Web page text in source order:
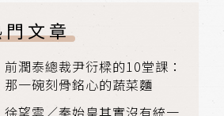
門文章
前潤泰總裁尹衍樑的10堂課：
那一碗刻骨銘心的蔬菜麵
徐望雲／秦始皇其實沒有統一